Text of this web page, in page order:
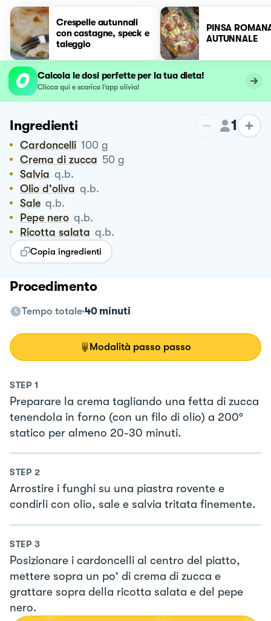
Crespelle autunnali
con castagne, speck e
taleggio
PINSA
AUTUNNALE
Calcola le dosi perfette per la tua dieta!
Clicca qui e scarica l’app olivia!
Ingredienti 1
Cardoncelli 100 g
Crema di zucca 50 g
Salvia q.b.
Olio d'oliva q.b.
Sale q.b.
Pepe nero q.b.
Ricotta salata q.b.
Copia ingredienti
Procedimento
Tempo totale 40 minuti
Modalità passo passo
STEP 1
Preparare la crema tagliando una fetta di zucca
tenendola in forno (con un filo di olio) a 200°
statico per almeno 20-30 minuti.
STEP 2
Arrostire i funghi su una piastra rovente e
condirli con olio, sale e salvia tritata finemente.
STEP 3
Posizionare i cardoncelli al centro del piatto,
mettere sopra un po' di crema di zucca e
grattare sopra della ricotta salata e del pepe
nero.